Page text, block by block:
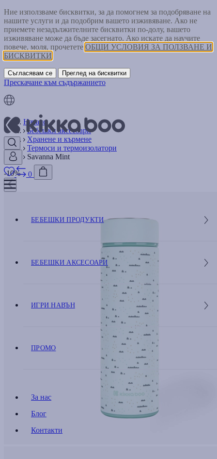
Ние използваме бисквитки, за да помогнем за подобряване на
нашите услуги и да подобрим вашето изживяване. Ако не
приемете незадължителните бисквитки по-долу, вашето
изживяване може да бъде засегнато. Ако искате да научите
повече, моля, прочетете ОБЩИ УСЛОВИЯ ЗА ПОЛЗВАНЕ И
БИСКВИТКИ
Съгласявам се Преглед на бисквитки
Прескачане към съдържанието
0
БЕБЕШКИ ПРОДУКТИ
БЕБЕШКИ АКСЕСОАРИ
ИГРИ НАВЪН
ПРОМО
За нас
Блог
Контакти
Начало
Бебешки аксесоари
Хранене и кърмене
Термоси и термоизолатори
Savanna Mint
-10%